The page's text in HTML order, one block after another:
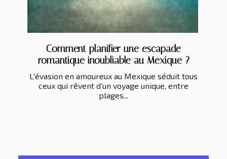
Comment planifier une escapade
romantique inoubliable au Mexique ?
L'évasion en amoureux au Mexique séduit tous
ceux qui rêvent d’un voyage unique, entre
plages...